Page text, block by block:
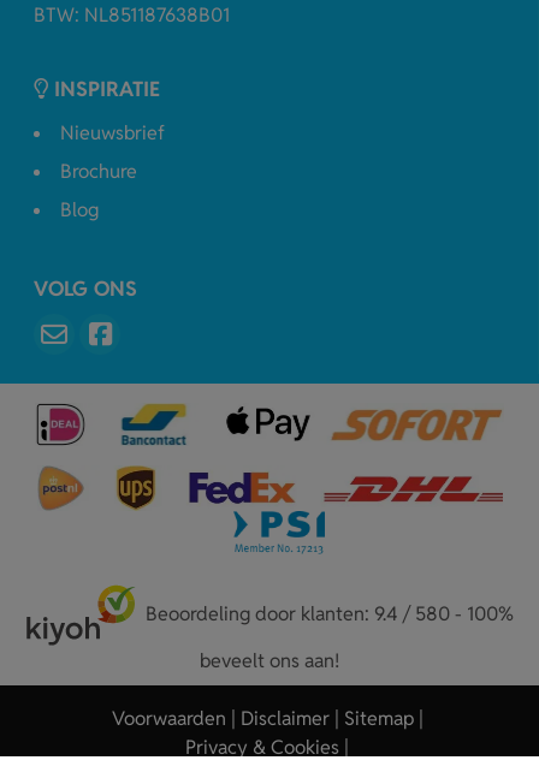
BTW: NL851187638B01
INSPIRATIE
Nieuwsbrief
Brochure
Blog
VOLG ONS
Beoordeling door klanten: 9.4 / 580 - 100%
beveelt ons aan!
Voorwaarden Disclaimer
Sitemap
Privacy & Cookies